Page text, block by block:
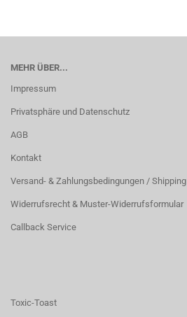
MEHR ÜBER...
Impressum
Privatsphäre und Datenschutz
AGB
Kontakt
Versand- & Zahlungsbedingungen / Shipping
Widerrufsrecht & Muster-Widerrufsformular
Callback Service
Toxic-Toast